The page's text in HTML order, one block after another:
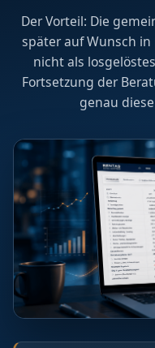
Der Vorteil: Die
später auf Wunsch
nicht als
Fortsetzung der
genau